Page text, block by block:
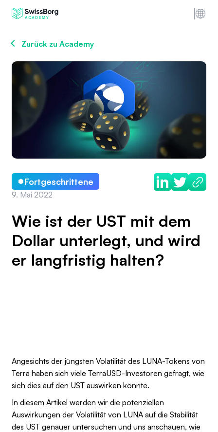
Zurück zu Academy
Fortgeschrittene
9. Mai 2022
Wie ist der UST mit dem
Dollar unterlegt, und wird
er langfristig halten?
Angesichts der jüngsten Volatilität des LUNA-Tokens von
Terra haben sich viele TerraUSD-Investoren gefragt, wie
sich dies auf den UST auswirken könnte.
In diesem Artikel werden wir die potenziellen
Auswirkungen der Volatilität von LUNA auf die Stabilität
des UST genauer untersuchen und uns anschauen, wie